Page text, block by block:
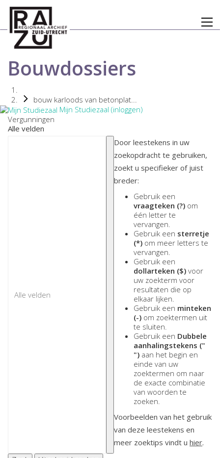
Bouwdossiers
bouw karloods van betonplat...
Mijn Studiezaal (inloggen)
Vergunningen
Alle velden
Door leestekens in uw
zoekopdracht te gebruiken,
zoekt u specifieker of juist
breder:
Gebruik een
vraagteken (?) om
één letter te
vervangen.
Gebruik een sterretje
(*) om meer letters te
vervangen.
Gebruik een
dollarteken ($) voor
uw zoekterm voor
resultaten die op
elkaar lijken.
Gebruik een minteken
(-) om zoektermen uit
te sluiten.
Gebruik een Dubbele
aanhalingstekens ("
") aan het begin en
einde van uw
zoektermen om naar
de exacte combinatie
van woorden te
zoeken.
Voorbeelden van het gebruik
van deze leestekens en
meer zoektips vindt u hier.